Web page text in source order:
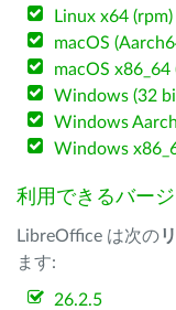
Linux x64 (rpm)
macOS
macOS x86_64
Windows (32
Windows
Windows
利用できるバー
LibreOffice は次の
ます:
26.2.5